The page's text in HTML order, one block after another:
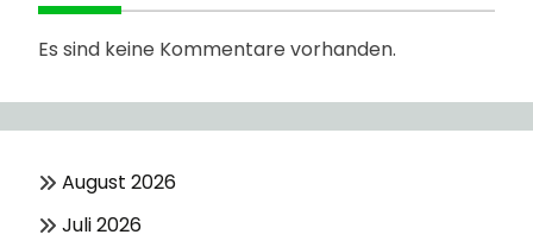
Es sind keine Kommentare vorhanden.
August 2026
Juli 2026